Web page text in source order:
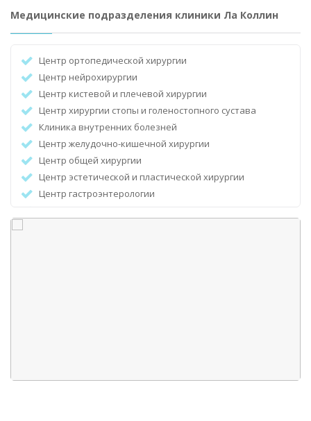
Медицинские подразделения клиники Ла Коллин
Центр ортопедической хирургии
Центр нейрохирургии
Центр кистевой и плечевой хирургии
Центр хирургии стопы и голеностопного сустава
Клиника внутренних болезней
Центр желудочно-кишечной хирургии
Центр общей хирургии
Центр эстетической и пластической хирургии
Центр гастроэнтерологии